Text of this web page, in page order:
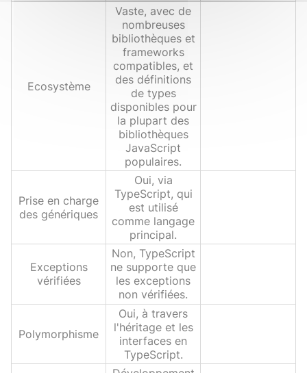
Ecosystème
Vaste, avec de
nombreuses
bibliothèques et
frameworks
compatibles, et
des définitions
de types
disponibles pour
la plupart des
bibliothèques
JavaScript
populaires.
Prise en charge
des génériques
Oui, via
TypeScript, qui
est utilisé
comme langage
principal.
Exceptions
vérifiées
Non, TypeScript
ne supporte que
les exceptions
non vérifiées.
Polymorphisme
Oui, à travers
l'héritage et les
interfaces en
TypeScript.